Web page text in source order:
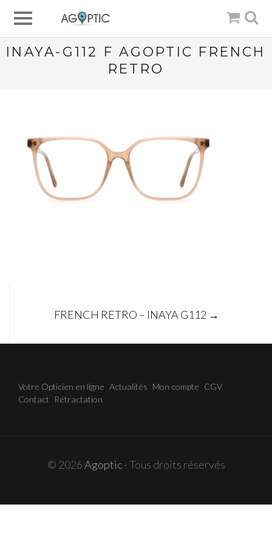
INAYA-G112 F AGOPTIC FRENCH
RETRO
FRENCH RETRO – INAYA G112 →
Votre Opticien en ligne Actualités Mon compte CGV
Contact
Rétractation
© 2026Agoptic- Tous droits réservés